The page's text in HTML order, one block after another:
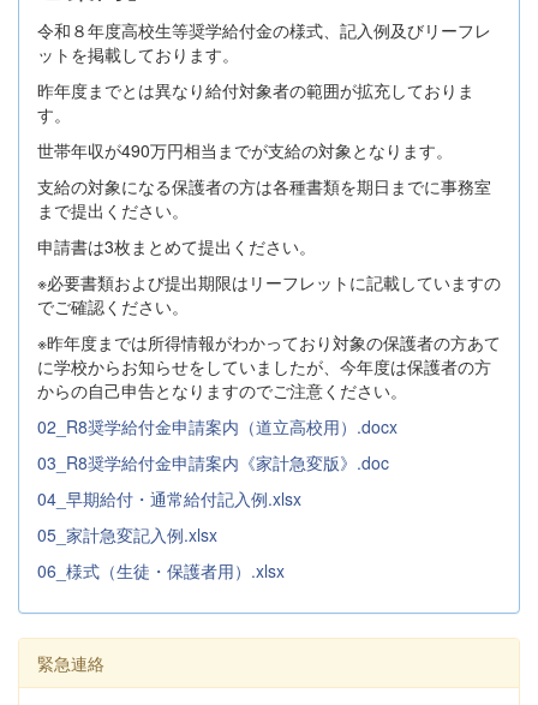
令和８年度高校生等奨学給付金の様式、記入例及びリーフレ
ットを掲載しております。
昨年度までとは異なり給付対象者の範囲が拡充しておりま
す。
世帯年収が490万円相当までが支給の対象となります。
支給の対象になる保護者の方は各種書類を期日までに事務室
まで提出ください。
申請書は3枚まとめて提出ください。
※必要書類および提出期限はリーフレットに記載していますの
でご確認ください。
※昨年度までは所得情報がわかっており対象の保護者の方あて
に学校からお知らせをしていましたが、今年度は保護者の方
からの自己申告となりますのでご注意ください。
02_R8奨学給付金申請案内（道立高校用）.docx
03_R8奨学給付金申請案内《家計急変版》.doc
04_早期給付・通常給付記入例.xlsx
05_家計急変記入例.xlsx
06_様式（生徒・保護者用）.xlsx
緊急連絡